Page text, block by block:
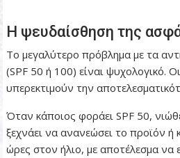
Η ψευδαίσθηση της
Το μεγαλύτερο πρόβλημα με τα
(SPF 50 ή 100) είναι ψυχολογικό.
υπερεκτιμούν την
Όταν κάποιος φοράει SPF 50,
ξεχνάει να ανανεώσει το προϊόν ή
ώρες στον ήλιο, με αποτέλεσμα να